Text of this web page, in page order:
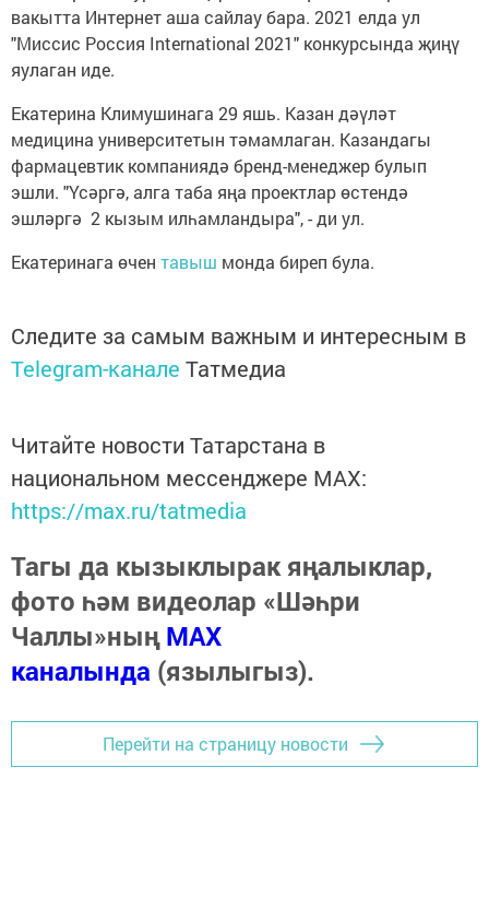
вакытта Интернет аша сайлау бара. 2021 елда ул
"Миссис Россия International 2021" конкурсында җиңү
яулаган иде.
Екатерина Климушинага 29 яшь. Казан дәүләт
медицина университетын тәмамлаган. Казандагы
фармацевтик компаниядә бренд-менеджер булып
эшли. "Үсәргә, алга таба яңа проектлар өстендә
эшләргә 2 кызым илһамландыра", - ди ул.
Екатеринага өчен тавыш монда биреп була.
Следите за самым важным и интересным в
Telegram-канале Татмедиа
Читайте новости Татарстана в
национальном мессенджере MАХ:
https://max.ru/tatmedia
Тагы да кызыклырак яңалыклар,
фото һәм видеолар «Шәһри
Чаллы»ныңMAX
каналында (язылыгыз).
Перейти на страницу новости